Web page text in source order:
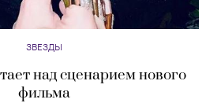
ЗВЕЗДЫ
над сценарием нового
фильма